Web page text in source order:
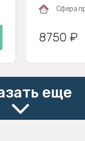
Сфера
8750 ₽
еще